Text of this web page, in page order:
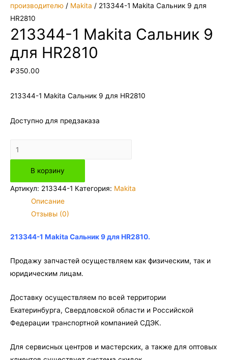
производителю / Makita / 213344-1 Makita Сальник 9 для
HR2810
213344-1 Makita Сальник 9
для HR2810
₽350.00
213344-1 Makita Сальник 9 для HR2810
Доступно для предзаказа
Количество
товара
213344-
1
для
В корзину
Артикул: 213344-1 Категория: Makita
Описание
Отзывы (0)
213344-1 Makita Сальник 9 для HR2810.
Продажу запчастей осуществляем как физическим, так и
юридическим лицам.
Доставку осуществляем по всей территории
Екатеринбурга, Свердловской области и Российской
Федерации транспортной компанией СДЭК.
Для сервисных центров и мастерских, а также для оптовых